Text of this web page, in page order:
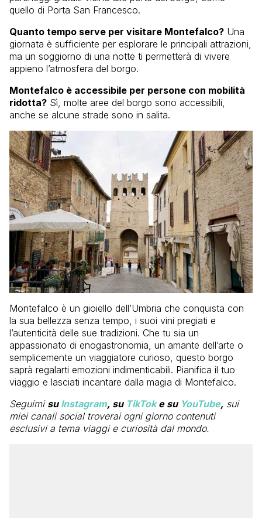
quello di Porta San Francesco.
Quanto tempo serve per visitare Montefalco? Una
giornata è sufficiente per esplorare le principali attrazioni,
ma un soggiorno di una notte ti permetterà di vivere
appieno l’atmosfera del borgo.
Montefalco è accessibile per persone con mobilità
ridotta? Sì, molte aree del borgo sono accessibili,
anche se alcune strade sono in salita.
Montefalco è un gioiello dell’Umbria che conquista con
la sua bellezza senza tempo, i suoi vini pregiati e
l’autenticità delle sue tradizioni. Che tu sia un
appassionato di enogastronomia, un amante dell’arte o
semplicemente un viaggiatore curioso, questo borgo
saprà regalarti emozioni indimenticabili. Pianifica il tuo
viaggio e lasciati incantare dalla magia di Montefalco.
Seguimi su Instagram, su TikToke su YouTube, sui
miei canali social troverai ogni giorno contenuti
esclusivi a tema viaggi e curiosità dal mondo.